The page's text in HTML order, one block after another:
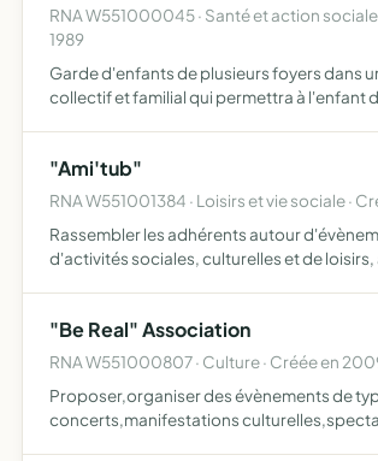
RNA W551000045 · Santé et action sociale
1989
Garde d'enfants de plusieurs foyers dans
collectif et familial qui permettra à l'enfant
"Ami'tub"
RNA W551001384 · Loisirs et vie sociale ·
Rassembler les adhérents autour
d'activités sociales, culturelles et de loisirs,
"Be Real" Association
RNA W551000807 · Culture · Créée en
Proposer,organiser des évènements de
concerts,manifestations